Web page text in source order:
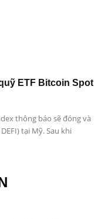
ETF Bitcoin Spot
thông báo sẽ đóng và
tại Mỹ. Sau khi